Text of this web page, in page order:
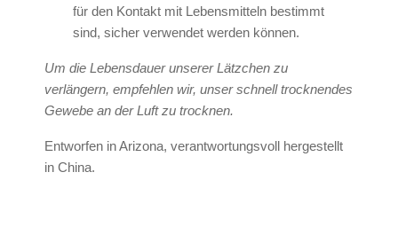
für den Kontakt mit Lebensmitteln bestimmt
sind, sicher verwendet werden können.
Um die Lebensdauer unserer Lätzchen zu
verlängern, empfehlen wir, unser schnell trocknendes
Gewebe an der Luft zu trocknen.
Entworfen in Arizona, verantwortungsvoll hergestellt
in China.